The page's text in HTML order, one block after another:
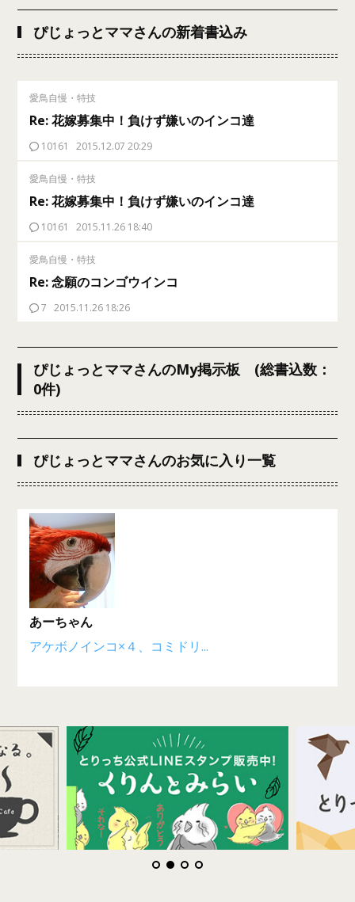
ぴじょっとママさんの新着書込み
愛鳥自慢・特技
Re: 花嫁募集中！負けず嫌いのインコ達
10161 2015.12.07 20:29
愛鳥自慢・特技
Re: 花嫁募集中！負けず嫌いのインコ達
10161 2015.11.26 18:40
愛鳥自慢・特技
Re: 念願のコンゴウインコ
7 2015.11.26 18:26
ぴじょっとママさんのMy掲示板 (総書込数：
0件)
ぴじょっとママさんのお気に入り一覧
あーちゃん
アケボノインコ×４、コミドリ...